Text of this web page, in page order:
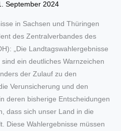
September 2024
in Sachsen und Thüringen
des Zentralverbandes des
„Die Landtagswahlergebnisse
ein deutliches Warnzeichen
der Zulauf zu den
Verunsicherung und den
deren bisherige Entscheidungen
dass sich unser Land in die
Diese Wahlergebnisse müssen